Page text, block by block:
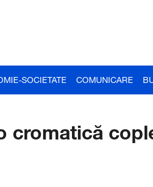
SOCIETATE COMUNICARE
cromatică